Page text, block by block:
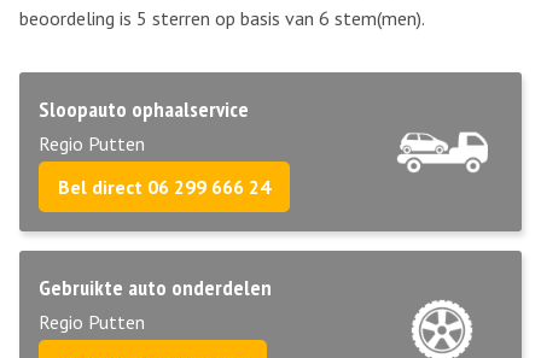
beoordeling is 5 sterren op basis van 6 stem(men).
Sloopauto ophaalservice
Regio Putten
Bel direct 06 299 666 24
Gebruikte auto onderdelen
Regio Putten